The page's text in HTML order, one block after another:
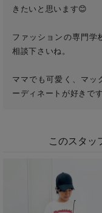
きたいと思います😊
ファッションの専門学
相談下さいね。
ママでも可愛く、マッ
ーディネートが好きです
このスタッ